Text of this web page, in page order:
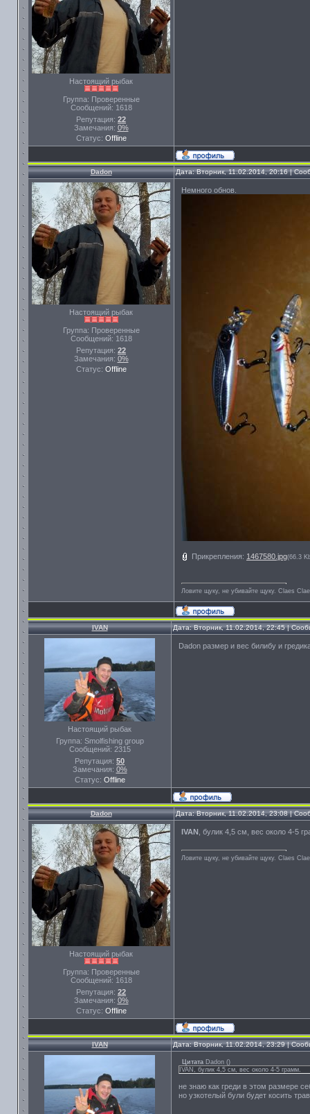
Настоящий рыбак
Группа: Проверенные
Сообщений: 1618
Репутация: 22
Замечания: 0%
Статус: Offline
Dadon Дата: Вторник, 11.02.2014, 20:16 |
Настоящий рыбак
Группа: Проверенные
Сообщений: 1618
Репутация: 22
Замечания: 0%
Статус: Offline
Немного обнов.
Прикрепления: 1467580.jpg(66.3
Ловите щуку, не убивайте щуку. Сlaes
IVAN Дата: Вторник, 11.02.2014, 22:45 |
Настоящий рыбак
Группа: Smolfishing group
Сообщений: 2315
Репутация: 50
Замечания: 0%
Статус: Offline
Dadon размер и вес билибу и
Dadon Дата: Вторник, 11.02.2014, 23:08 |
Настоящий рыбак
Группа: Проверенные
Сообщений: 1618
Репутация: 22
Замечания: 0%
Статус: Offline
IVAN , булик 4,5 см, вес около 4-5
Ловите щуку, не убивайте щуку. Сlaes
IVAN Дата: Вторник, 11.02.2014, 23:29 |
Цитата Dadon ()
IVAN, булик 4,5 см, вес около 4-5 грамм.
не знаю как греди в этом размере
но узкотелый були будет косить